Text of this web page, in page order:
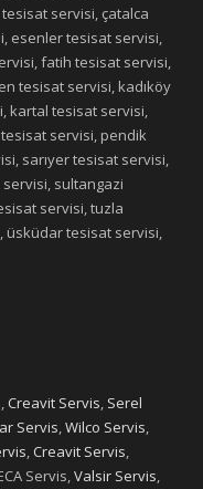
servisi, çatalca
esenler tesisat servisi,
fatih tesisat servisi,
tesisat servisi, kadıköy
kartal tesisat servisi,
servisi, pendik
sarıyer tesisat servisi,
sultangazi
servisi, tuzla
üsküdar tesisat servisi,
,Creavit Servis, Serel
Servis,Wilco Servis,
,Creavit Servis,
Servis,Valsir Servis,